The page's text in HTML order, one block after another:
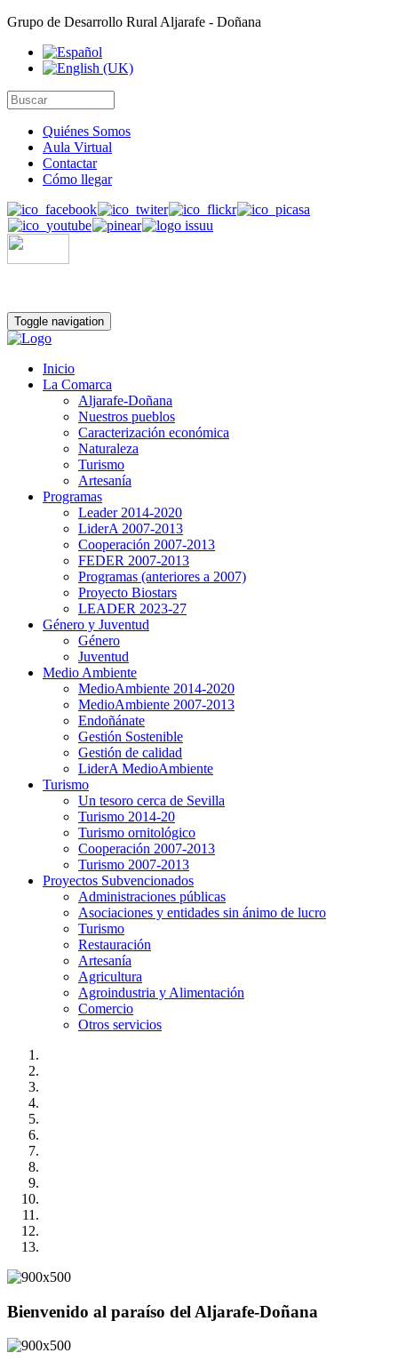
Grupo de Desarrollo Rural Aljarafe - Doñana
Quiénes Somos
Aula Virtual
Contactar
Cómo llegar
Toggle navigation
Inicio
La Comarca
Aljarafe-Doñana
Nuestros pueblos
Caracterización económica
Naturaleza
Turismo
Artesanía
Programas
Leader 2014-2020
LiderA 2007-2013
Cooperación 2007-2013
FEDER 2007-2013
Programas (anteriores a 2007)
Proyecto Biostars
LEADER 2023-27
Género y Juventud
Género
Juventud
Medio Ambiente
MedioAmbiente 2014-2020
MedioAmbiente 2007-2013
Endoñánate
Gestión Sostenible
Gestión de calidad
LiderA MedioAmbiente
Turismo
Un tesoro cerca de Sevilla
Turismo 2014-20
Turismo ornitológico
Cooperación 2007-2013
Turismo 2007-2013
Proyectos Subvencionados
Administraciones públicas
Asociaciones y entidades sin ánimo de lucro
Turismo
Restauración
Artesanía
Agricultura
Agroindustria y Alimentación
Comercio
Otros servicios
Bienvenido al paraíso del Aljarafe-Doñana